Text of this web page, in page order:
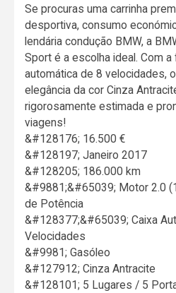
Se procuras uma carrinha
desportiva, consumo
lendária condução BMW, a
Sport é a escolha ideal. Com
automática de 8 velocidades,
elegância da cor Cinza
rigorosamente estimada e
viagens!
&#128176; 16.500 €
&#128197; Janeiro 2017
&#128205; 186.000 km
&#9881;&#65039; Motor 2.0
de Potência
&#128377;&#65039; Caixa
Velocidades
&#9981; Gasóleo
&#127912; Cinza Antracite
&#128101; 5 Lugares / 5